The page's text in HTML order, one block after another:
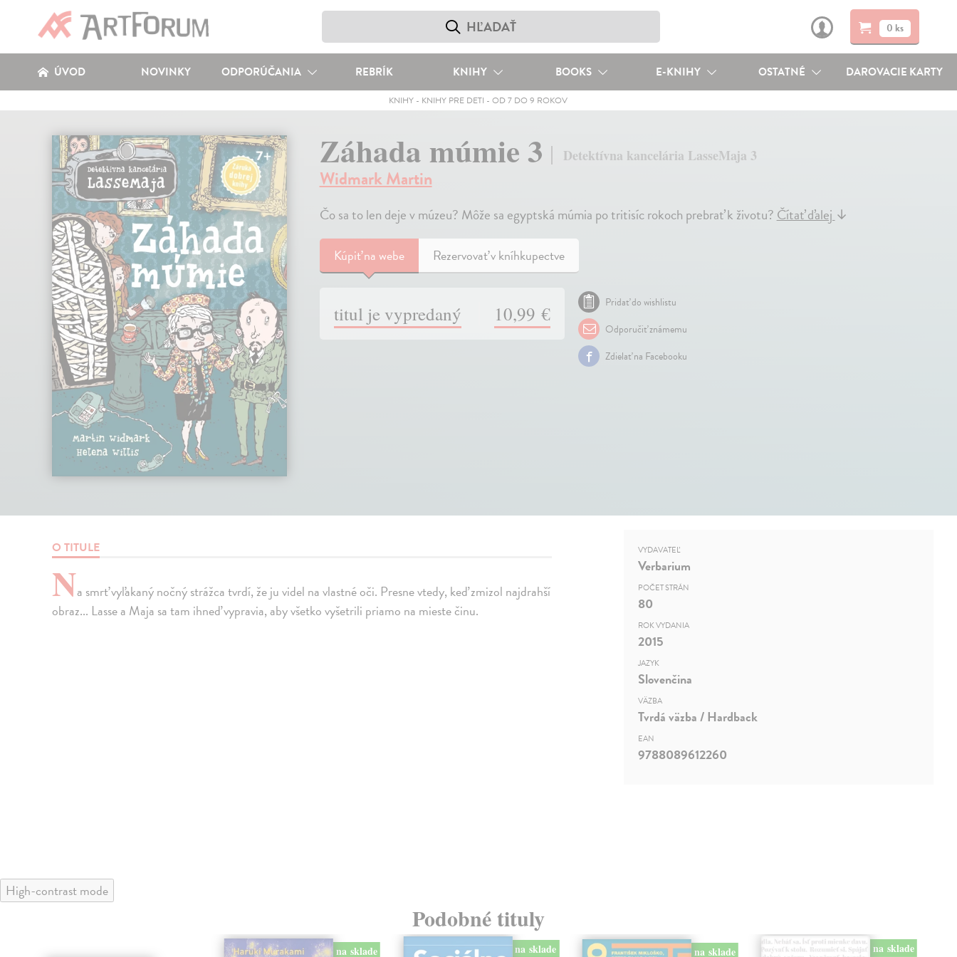
0 ks
ÚVOD NOVINKY ODPORÚČANIA REBRÍK KNIHY BOOKS E-KNIHY OSTATNÉ DAROVACIE KARTY
KNIHY - KNIHY PRE DETI -OD 7 DO 9 ROKOV
Záhada múmie 3 Detektívna kancelária LasseMaja 3
Widmark Martin
Čo sa to len deje v múzeu? Môže sa egyptská múmia po tritisíc rokoch prebrať k životu?Čítať ďalej↓
Kúpiťna webe Rezervovať v kníhkupectve
titul je vypredaný 10,99 €
Pridať do wishlistu
Odporučiť známemu
Zdielať na Facebooku
O TITULE
Na smrť vyľakaný nočný strážca tvrdí, že ju videl na vlastné oči. Presne vtedy, keď zmizol najdrahší
obraz... Lasse a Maja sa tam ihneď vypravia, aby všetko vyšetrili priamo na mieste činu.
VYDAVATEĽ
Verbarium
POČET STRÁN
80
ROK VYDANIA
2015
JAZYK
Slovenčina
VÄZBA
Tvrdá väzba / Hardback
EAN
9788089612260
High-contrast mode
Podobné tituly
na sklade
na sklade na sklade na sklade